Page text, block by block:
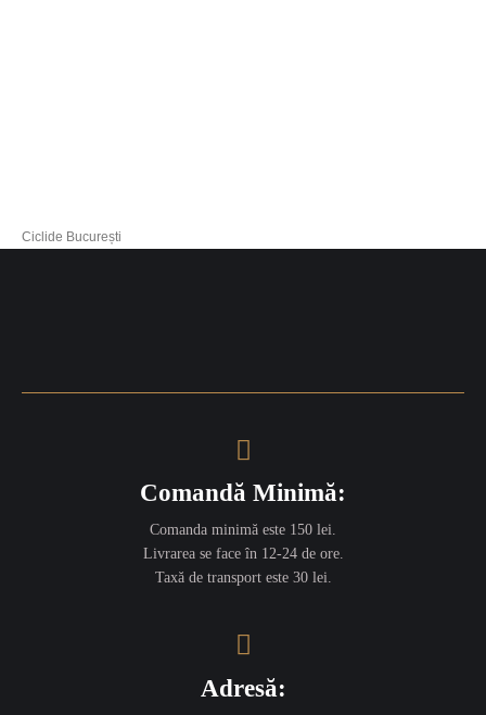
Ciclide București
Comandă Minimă:
Comanda minimă este 150 lei.
Livrarea se face în 12-24 de ore.
Taxă de transport este 30 lei.
Adresă: